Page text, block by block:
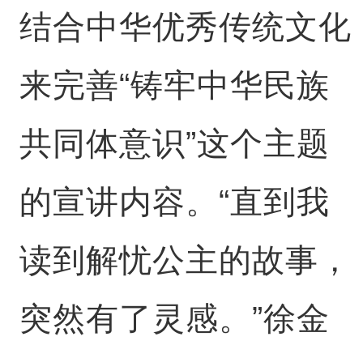
结合中华优秀传统文化
来完善“铸牢中华民族
共同体意识”这个主题
的宣讲内容。“直到我
读到解忧公主的故事，
突然有了灵感。”徐金